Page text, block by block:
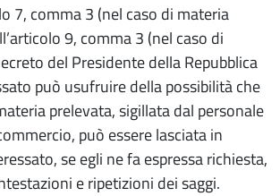
7, comma 3 (nel caso di materia
9, comma 3 (nel caso di
del Presidente della Repubblica
può usufruire della possibilità che
prelevata, sigillata dal personale
può essere lasciata in
se egli ne fa espressa richiesta,
e ripetizioni dei saggi.